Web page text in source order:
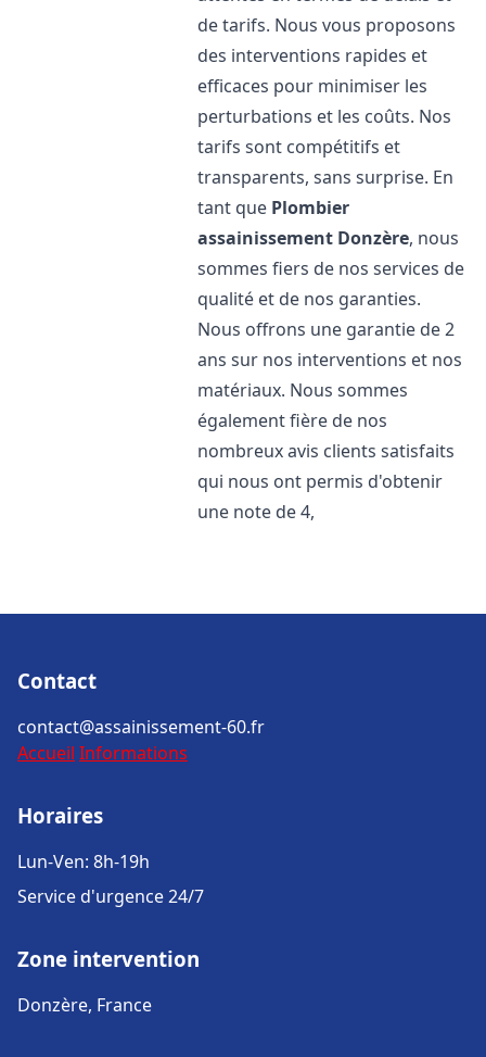
de tarifs. Nous vous proposons
des interventions rapides et
efficaces pour minimiser les
perturbations et les coûts. Nos
tarifs sont compétitifs et
transparents, sans surprise. En
tant que Plombier
assainissement Donzère, nous
sommes fiers de nos services de
qualité et de nos garanties.
Nous offrons une garantie de 2
ans sur nos interventions et nos
matériaux. Nous sommes
également fière de nos
nombreux avis clients satisfaits
qui nous ont permis d'obtenir
une note de 4,
Contact
contact@assainissement-60.fr
Accueil Informations
Horaires
Lun-Ven: 8h-19h
Service d'urgence 24/7
Zone intervention
Donzère, France